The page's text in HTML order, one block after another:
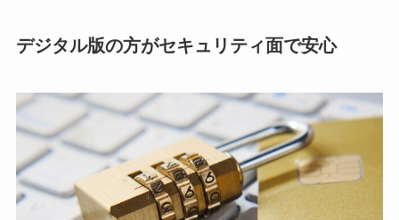
デジタル版の方がセキュリティ面で安心